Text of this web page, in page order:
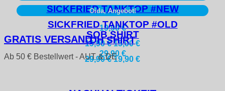
SICKFRIED TANKTOP #NEW
19,90€
SICKFRIED TANKTOP #OLD
19,90€Ursprünglicher
Preis
war:
15,00€Aktueller
ist:
Oida, Angebot!
DH SHIRT
29,90€Ursprünglicher
19,90 €Aktueller
SOB SHIRT
29,90 €
GRATIS VERSAND
Ab 50 € Bestellwert - AUT & DE